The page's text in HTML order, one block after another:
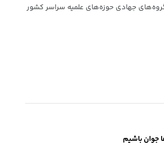
گروه‌های جهادی حوزه‌های علمیه سراسر کشور
جوان باشیم